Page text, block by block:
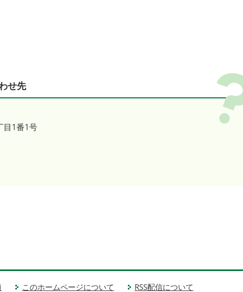
せ先
目1番1号
このホームページについて RSS配信について